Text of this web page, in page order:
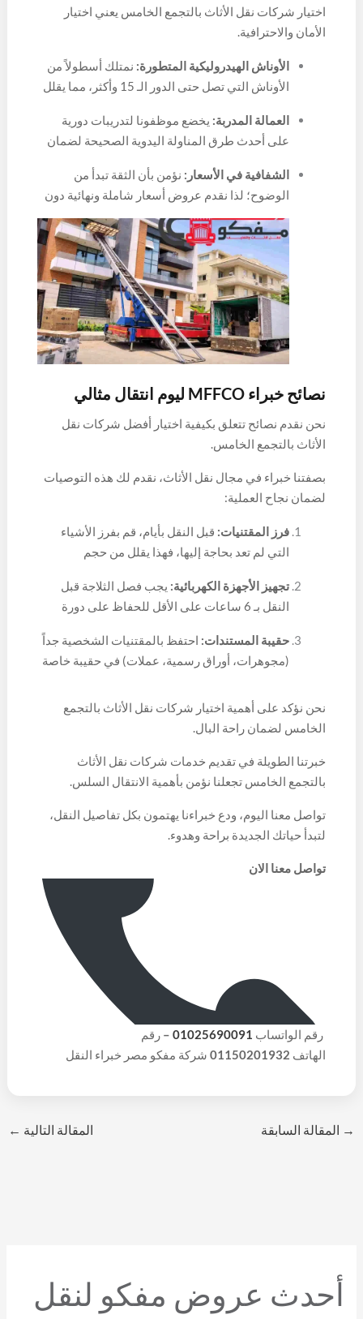
اختيار شركات نقل الأثاث بالتجمع الخامس يعني اختيار
الأمان والاحترافية.
الأوناش الهيدروليكية المتطورة: نمتلك أسطولاً من
الأوناش التي تصل حتى الدور الـ 15 وأكثر، مما يقلل
مقارنة بالنقل اليدوي.
العمالة المدربة: يخضع موظفونا لتدريبات دورية
على أحدث طرق المناولة اليدوية الصحيحة لضمان
الشفافية في الأسعار: نؤمن بأن الثقة تبدأ من
الوضوح؛ لذا نقدم عروض أسعار شاملة ونهائية دون
نصائح خبراء MFFCO ليوم انتقال مثالي
نحن نقدم نصائح تتعلق بكيفية اختيار أفضل شركات نقل
الأثاث بالتجمع الخامس.
بصفتنا خبراء في مجال نقل الأثاث، نقدم لك هذه التوصيات
لضمان نجاح العملية:
فرز المقتنيات: قبل النقل بأيام، قم بفرز الأشياء
التي لم تعد بحاجة إليها، فهذا يقلل من حجم
تجهيز الأجهزة الكهربائية: يجب فصل الثلاجة قبل
النقل بـ 6 ساعات على الأقل للحفاظ على دورة
حقيبة المستندات: احتفظ بالمقتنيات الشخصية جداً
(مجوهرات، أوراق رسمية، عملات) في حقيبة خاصة
نحن نؤكد على أهمية اختيار شركات نقل الأثاث بالتجمع
الخامس لضمان راحة البال.
خبرتنا الطويلة في تقديم خدمات شركات نقل الأثاث
بالتجمع الخامس تجعلنا نؤمن بأهمية الانتقال السلس.
تواصل معنا اليوم، ودع خبراءنا يهتمون بكل تفاصيل النقل،
لتبدأ حياتك الجديدة براحة وهدوء.
تواصل معنا الان
رقم الواتساب 01025690091
–رقم
الهاتف
شركة مفكو مصر خبراء النقل
→ المقالة السابقة المقالة التالية ←
أحدث عروض مفكو لنقل